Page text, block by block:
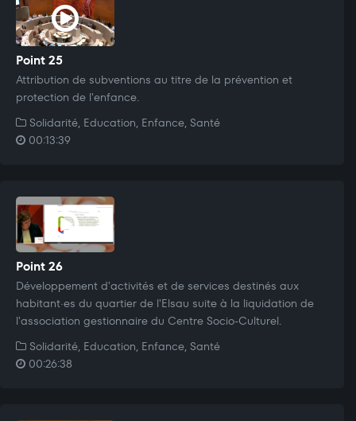
Point 25
Attribution de subventions au titre de la prévention et
protection de l'enfance.
Solidarité, Education, Enfance, Santé
00:13:39
Point 26
Développement d'activités et de services destinés aux
habitant·es du quartier de l'Elsau suite à la liquidation de
l'association gestionnaire du Centre Socio-Culturel.
Solidarité, Education, Enfance, Santé
00:26:38